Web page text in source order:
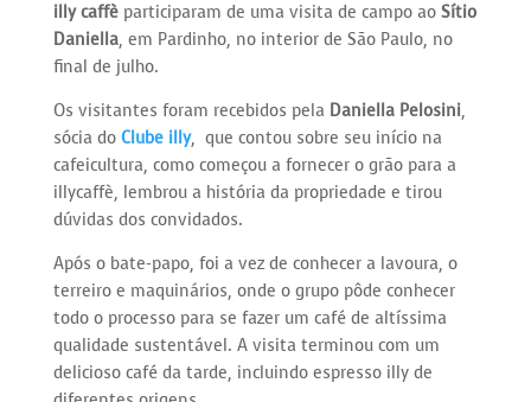
illy caffèparticiparam de uma visita de campo ao Sítio
Daniella, em Pardinho, no interior de São Paulo, no
final de julho.
Os visitantes foram recebidos pela Daniella Pelosini,
sócia do Clube illy, que contou sobre seu início na
cafeicultura, como começou a fornecer o grão para a
illycaffè, lembrou a história da propriedade e tirou
dúvidas dos convidados.
Após o bate-papo, foi a vez de conhecer a lavoura, o
terreiro e maquinários, onde o grupo pôde conhecer
todo o processo para se fazer um café de altíssima
qualidade sustentável. A visita terminou com um
delicioso café da tarde, incluindo espresso illy de